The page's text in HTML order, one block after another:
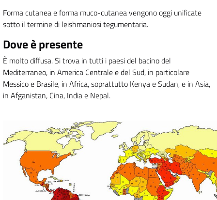
Forma cutanea e forma muco-cutanea vengono oggi unificate
sotto il termine di leishmaniosi tegumentaria.
Dove è presente
È molto diffusa. Si trova in tutti i paesi del bacino del
Mediterraneo, in America Centrale e del Sud, in particolare
Messico e Brasile, in Africa, soprattutto Kenya e Sudan, e in Asia,
in Afganistan, Cina, India e Nepal.